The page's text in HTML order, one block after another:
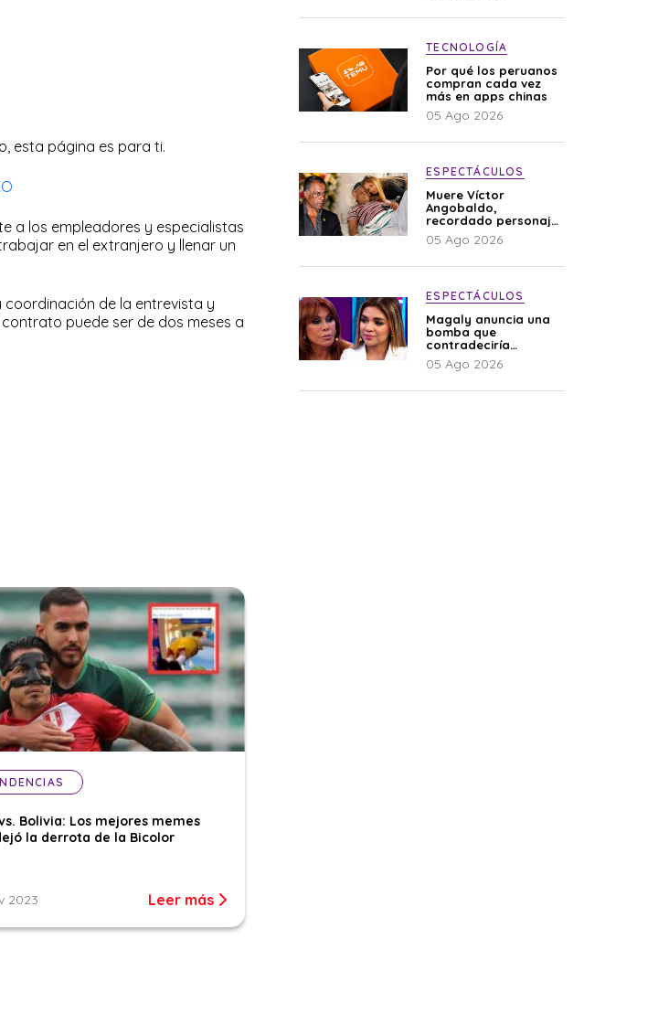
esta página es para ti.
a los empleadores y especialistas
en el extranjero y llenar un
de la entrevista y
puede ser de dos meses a
Bolivia: Los mejores memes
la derrota de la Bicolor
2023 Leer más
TECNOLOGÍA
Por qué los peruanos
compran cada vez
más en apps chinas
05 Ago 2026
ESPECTÁCULOS
Muere Víctor
Angobaldo,
recordado personaje
de la farándula y
expareja de Shirley
05 Ago 2026
ESPECTÁCULOS
Magaly anuncia una
bomba que
contradeciría
comunicado de La
Bella Luz: “Hay un
05 Ago 2026